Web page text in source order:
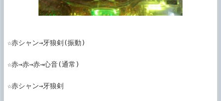
☆赤シャン→牙狼剣(振動)
☆赤→赤→赤→心音(通常)
☆赤シャン→牙狼剣